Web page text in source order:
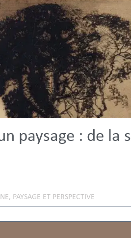
paysage : de la
, PAYSAGE ET PERSPECTIVE